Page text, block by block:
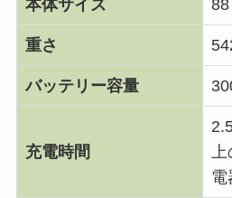
本体サイズ
重さ
バッテリー容量
充電時間
電